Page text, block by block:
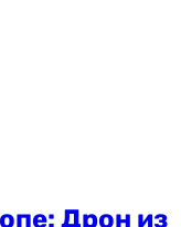
Дрон из